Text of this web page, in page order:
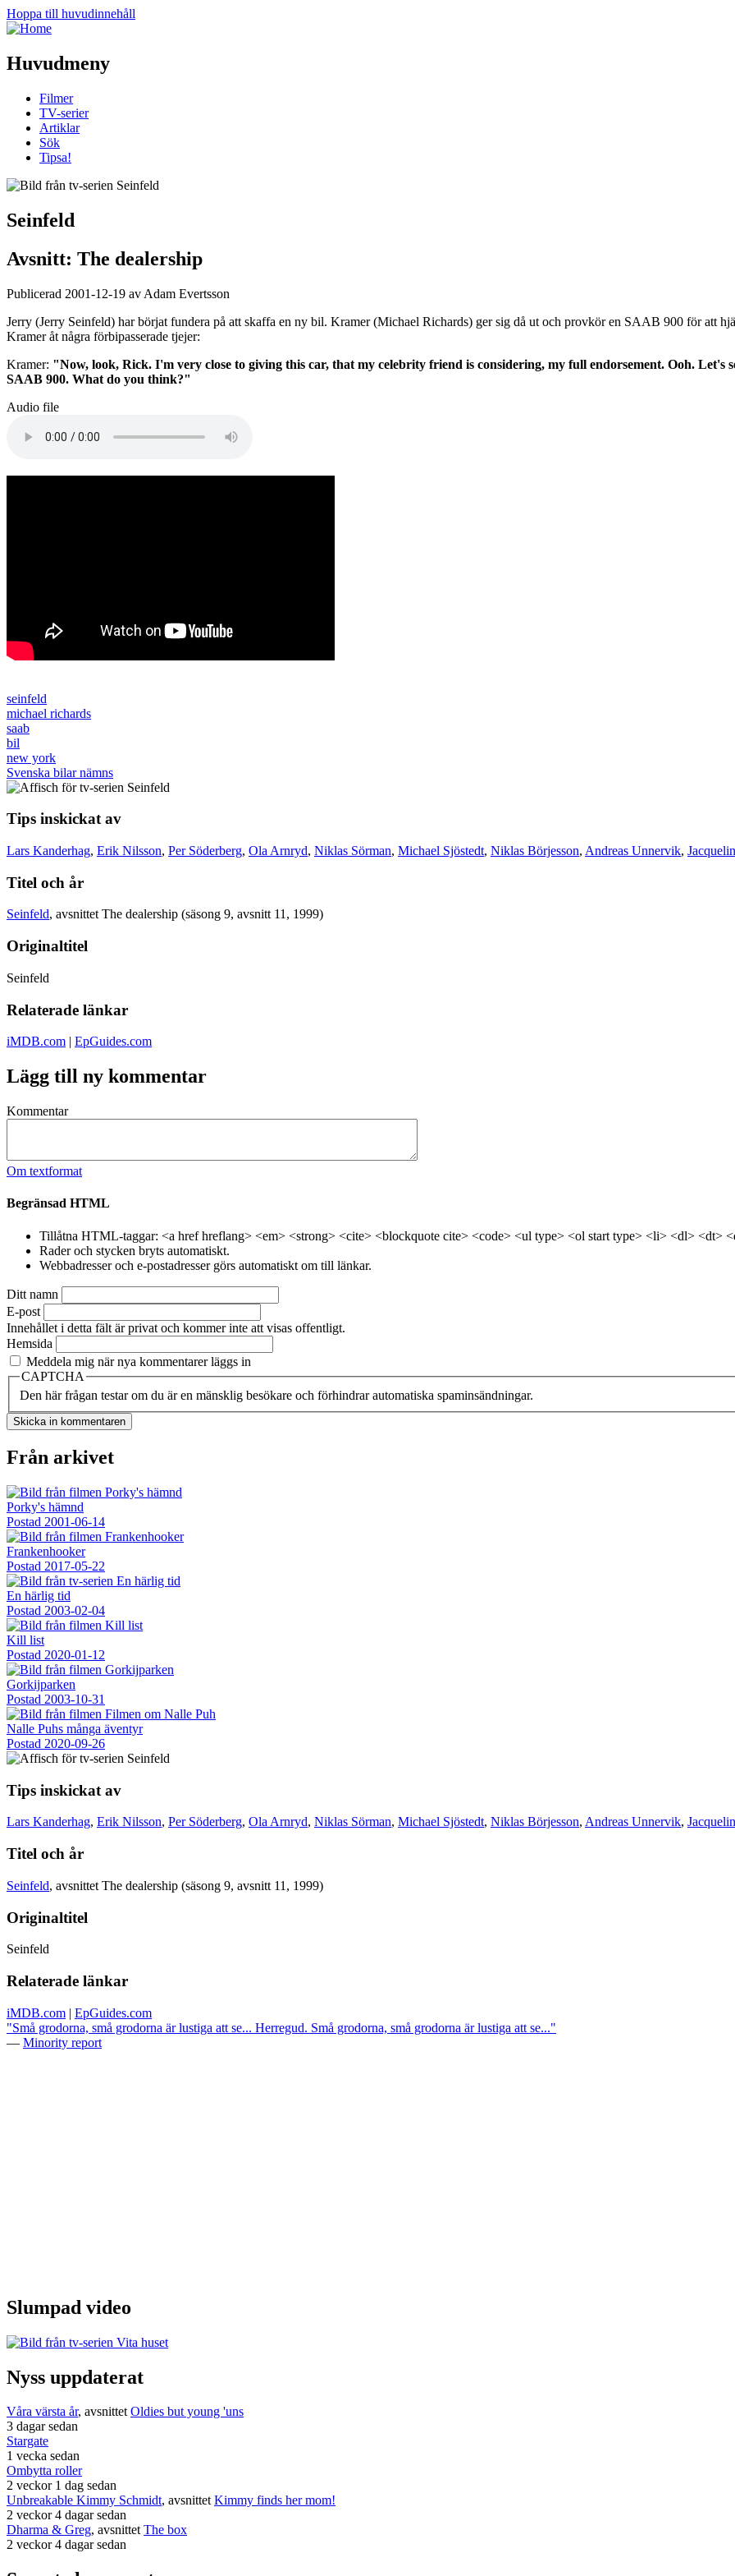
Hoppa till huvudinnehåll
Huvudmeny
Filmer
TV-serier
Artiklar
Sök
Tipsa!
Seinfeld
Avsnitt: The dealership
Publicerad 2001-12-19 av Adam Evertsson
Jerry (Jerry Seinfeld) har börjat fundera på att skaffa en ny bil. Kramer (Michael Richards) ger sig då ut och provkör en SAAB 900 för att
Kramer åt några förbipasserade tjejer:
Kramer: "Now, look, Rick. I'm very close to giving this car, that my celebrity friend is considering, my full endorsement. Ooh. Let's
SAAB 900. What do you think?"
Audio file
seinfeld
michael richards
saab
bil
new york
Svenska bilar nämns
Tips inskickat av
Lars Kanderhag, Erik Nilsson, Per Söderberg, Ola Arnryd, Niklas Sörman, Michael Sjöstedt, Niklas Börjesson, Andreas Unnervik,
Titel och år
Seinfeld, avsnittet The dealership (säsong 9, avsnitt 11, 1999)
Originaltitel
Seinfeld
Relaterade länkar
iMDB.com | EpGuides.com
Lägg till ny kommentar
Kommentar
Om textformat
Begränsad HTML
Tillåtna HTML-taggar: <a href hreflang> <em> <strong> <cite> <blockquote cite> <code> <ul type> <ol start type> <li> <dl> <dt>
Rader och stycken bryts automatiskt.
Webbadresser och e-postadresser görs automatiskt om till länkar.
Ditt namn
E-post
Innehållet i detta fält är privat och kommer inte att visas offentligt.
Hemsida
Meddela mig när nya kommentarer läggs in
CAPTCHA
Den här frågan testar om du är en mänsklig besökare och förhindrar automatiska spaminsändningar.
Från arkivet
Porky's hämnd
Postad 2001-06-14
Frankenhooker
Postad 2017-05-22
En härlig tid
Postad 2003-02-04
Kill list
Postad 2020-01-12
Gorkijparken
Postad 2003-10-31
Nalle Puhs många äventyr
Postad 2020-09-26
Tips inskickat av
Lars Kanderhag, Erik Nilsson, Per Söderberg, Ola Arnryd, Niklas Sörman, Michael Sjöstedt, Niklas Börjesson, Andreas Unnervik,
Titel och år
Seinfeld, avsnittet The dealership (säsong 9, avsnitt 11, 1999)
Originaltitel
Seinfeld
Relaterade länkar
iMDB.com | EpGuides.com
"Små grodorna, små grodorna är lustiga att se... Herregud. Små grodorna, små grodorna är lustiga att se..."
— Minority report
Slumpad video
Nyss uppdaterat
Våra värsta år, avsnittetOldies but young 'uns
3 dagar sedan
Stargate
1 vecka sedan
Ombytta roller
2 veckor 1 dag sedan
Unbreakable Kimmy Schmidt, avsnittetKimmy finds her mom!
2 veckor 4 dagar sedan
Dharma & Greg, avsnittetThe box
2 veckor 4 dagar sedan